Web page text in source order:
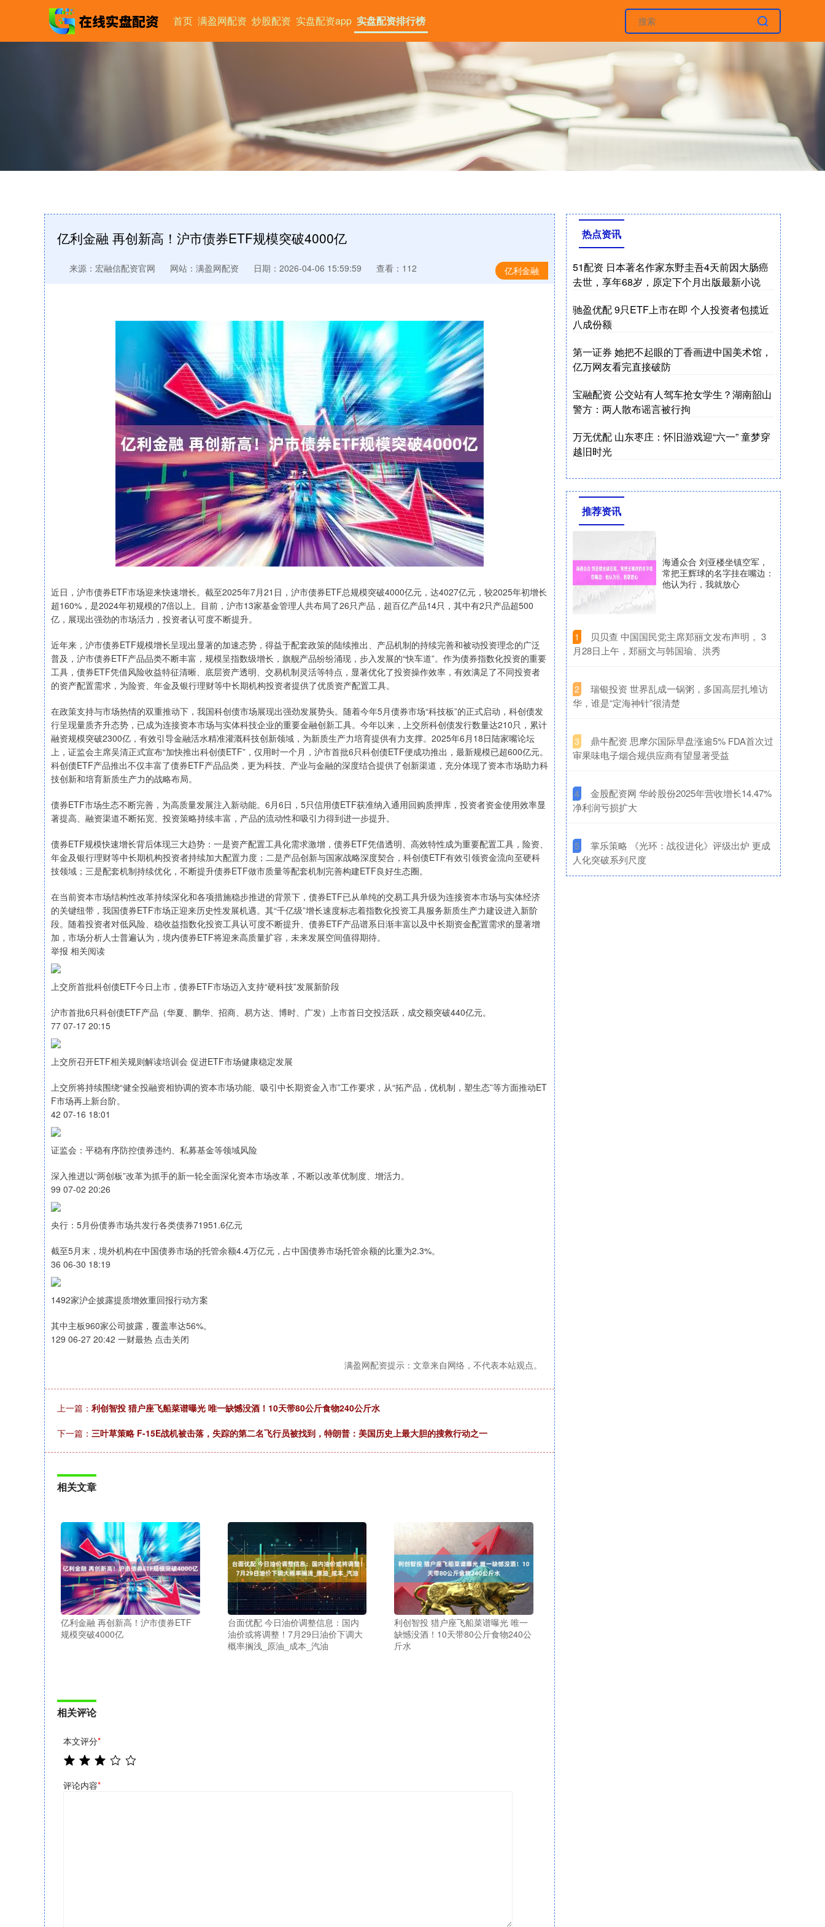
首页 满盈网配资 炒股配资 实盘配资app 实盘配资排行榜
亿利金融 再创新高！沪市债券ETF规模突破4000亿
亿利金融
来源：宏融信配资官网 网站：满盈网配资 日期：2026-04-06 15:59:59 查看：112
近日，沪市债券ETF市场迎来快速增长。截至2025年7月21日，沪市债券ETF总规模突破4000亿元，达4027亿元，较2025年初增长
超160%，是2024年初规模的7倍以上。目前，沪市13家基金管理人共布局了26只产品，超百亿产品14只，其中有2只产品超500
亿，展现出强劲的市场活力，投资者认可度不断提升。
近年来，沪市债券ETF规模增长呈现出显著的加速态势，得益于配套政策的陆续推出、产品机制的持续完善和被动投资理念的广泛
普及，沪市债券ETF产品品类不断丰富，规模呈指数级增长，旗舰产品纷纷涌现，步入发展的“快车道”。作为债券指数化投资的重要
工具，债券ETF凭借风险收益特征清晰、底层资产透明、交易机制灵活等特点，显著优化了投资操作效率，有效满足了不同投资者
的资产配置需求，为险资、年金及银行理财等中长期机构投资者提供了优质资产配置工具。
在政策支持与市场热情的双重推动下，我国科创债市场展现出强劲发展势头。随着今年5月债券市场“科技板”的正式启动，科创债发
行呈现量质齐升态势，已成为连接资本市场与实体科技企业的重要金融创新工具。今年以来，上交所科创债发行数量达210只，累计
融资规模突破2300亿，有效引导金融活水精准灌溉科技创新领域，为新质生产力培育提供有力支撑。2025年6月18日陆家嘴论坛
上，证监会主席吴清正式宣布“加快推出科创债ETF”，仅用时一个月，沪市首批6只科创债ETF便成功推出，最新规模已超600亿元。
科创债ETF产品推出不仅丰富了债券ETF产品品类，更为科技、产业与金融的深度结合提供了创新渠道，充分体现了资本市场助力科
技创新和培育新质生产力的战略布局。
债券ETF市场生态不断完善，为高质量发展注入新动能。6月6日，5只信用债ETF获准纳入通用回购质押库，投资者资金使用效率显
著提高、融资渠道不断拓宽、投资策略持续丰富，产品的流动性和吸引力得到进一步提升。
债券ETF规模快速增长背后体现三大趋势：一是资产配置工具化需求激增，债券ETF凭借透明、高效特性成为重要配置工具，险资、
年金及银行理财等中长期机构投资者持续加大配置力度；二是产品创新与国家战略深度契合，科创债ETF有效引领资金流向至硬科
技领域；三是配套机制持续优化，不断提升债券ETF做市质量等配套机制完善构建ETF良好生态圈。
在当前资本市场结构性改革持续深化和各项措施稳步推进的背景下，债券ETF已从单纯的交易工具升级为连接资本市场与实体经济
的关键纽带，我国债券ETF市场正迎来历史性发展机遇。其“千亿级”增长速度标志着指数化投资工具服务新质生产力建设进入新阶
段。随着投资者对低风险、稳收益指数化投资工具认可度不断提升、债券ETF产品谱系日渐丰富以及中长期资金配置需求的显著增
加，市场分析人士普遍认为，境内债券ETF将迎来高质量扩容，未来发展空间值得期待。
举报 相关阅读
上交所首批科创债ETF今日上市，债券ETF市场迈入支持“硬科技”发展新阶段
沪市首批6只科创债ETF产品（华夏、鹏华、招商、易方达、博时、广发）上市首日交投活跃，成交额突破440亿元。
77 07-17 20:15
上交所召开ETF相关规则解读培训会 促进ETF市场健康稳定发展
上交所将持续围绕“健全投融资相协调的资本市场功能、吸引中长期资金入市”工作要求，从“拓产品，优机制，塑生态”等方面推动ET
F市场再上新台阶。
42 07-16 18:01
证监会：平稳有序防控债券违约、私募基金等领域风险
深入推进以“两创板”改革为抓手的新一轮全面深化资本市场改革，不断以改革优制度、增活力。
99 07-02 20:26
央行：5月份债券市场共发行各类债券71951.6亿元
截至5月末，境外机构在中国债券市场的托管余额4.4万亿元，占中国债券市场托管余额的比重为2.3%。
36 06-30 18:19
1492家沪企披露提质增效重回报行动方案
其中主板960家公司披露，覆盖率达56%。
129 06-27 20:42 一财最热 点击关闭
满盈网配资提示：文章来自网络，不代表本站观点。
上一篇： 利创智投 猎户座飞船菜谱曝光 唯一缺憾没酒！10天带80公斤食物240公斤水
下一篇： 三叶草策略 F-15E战机被击落，失踪的第二名飞行员被找到，特朗普：美国历史上最大胆的搜救行动之一
相关文章
亿利金融 再创新高！沪市债券ETF
规模突破4000亿
台面优配 今日油价调整信息：国内
油价或将调整！7月29日油价下调大
概率搁浅_原油_成本_汽油
利创智投 猎户座飞船菜谱曝光 唯一
缺憾没酒！10天带80公斤食物240公
斤水
相关评论
本文评分*
评论内容*
热点资讯
51配资 日本著名作家东野圭吾4天前因大肠癌
去世，享年68岁，原定下个月出版最新小说
驰盈优配 9只ETF上市在即 个人投资者包揽近
八成份额
第一证券 她把不起眼的丁香画进中国美术馆，
亿万网友看完直接破防
宝融配资 公交站有人驾车抢女学生？湖南韶山
警方：两人散布谣言被行拘
万无优配 山东枣庄：怀旧游戏迎“六一” 童梦穿
越旧时光
推荐资讯
海通众合 刘亚楼坐镇空军，
常把王辉球的名字挂在嘴边：
他认为行，我就放心
1
​贝贝查 中国国民党主席郑丽文发布声明， 3
月28日上午，郑丽文与韩国瑜、洪秀
2
​瑞银投资 世界乱成一锅粥，多国高层扎堆访
华，谁是“定海神针”很清楚
3
​鼎牛配资 思摩尔国际早盘涨逾5% FDA首次过
审果味电子烟合规供应商有望显著受益
4
​金股配资网 华岭股份2025年营收增长14.47%
净利润亏损扩大
5
​掌乐策略 《光环：战役进化》评级出炉 更成
人化突破系列尺度